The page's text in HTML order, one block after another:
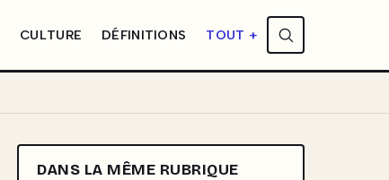
CULTURE DÉFINITIONS TOUT +
DANS LA MÊME RUBRIQUE